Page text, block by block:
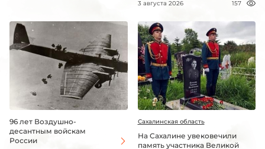
3 августа 2026 157
96 лет Воздушно-
десантным войскам
России
Сахалинская область
На Сахалине увековечили
память участника Великой